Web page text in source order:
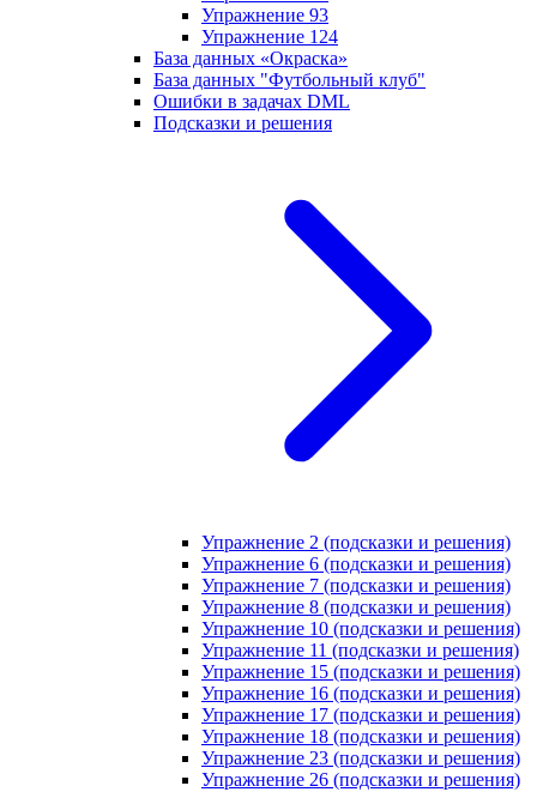
Упражнение 93
Упражнение 124
База данных «Окраска»
База данных "Футбольный клуб"
Ошибки в задачах DML
Подсказки и решения
Упражнение 2 (подсказки и решения)
Упражнение 6 (подсказки и решения)
Упражнение 7 (подсказки и решения)
Упражнение 8 (подсказки и решения)
Упражнение 10 (подсказки и решения)
Упражнение 11 (подсказки и решения)
Упражнение 15 (подсказки и решения)
Упражнение 16 (подсказки и решения)
Упражнение 17 (подсказки и решения)
Упражнение 18 (подсказки и решения)
Упражнение 23 (подсказки и решения)
Упражнение 26 (подсказки и решения)